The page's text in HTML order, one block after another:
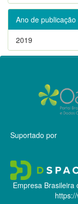
Ano de publicação
2019
Suportado por
Empresa Brasileira